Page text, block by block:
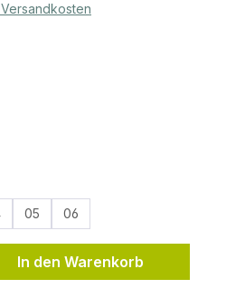
05 06
Gib den
In den Warenkorb